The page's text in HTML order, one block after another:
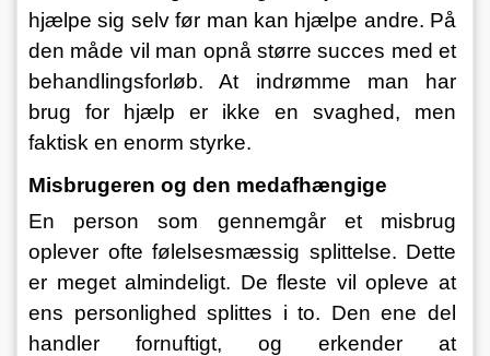
hjælpe sig selv før man kan hjælpe andre. På
den måde vil man opnå større succes med et
behandlingsforløb. At indrømme man har
brug for hjælp er ikke en svaghed, men
faktisk en enorm styrke.
Misbrugeren og den medafhængige
En person som gennemgår et misbrug
oplever ofte følelsesmæssig splittelse. Dette
er meget almindeligt. De fleste vil opleve at
ens personlighed splittes i to. Den ene del
handler fornuftigt, og erkender at